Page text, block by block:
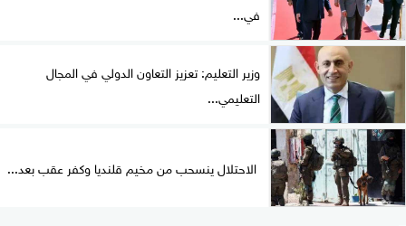
في...
وزير التعليم: تعزيز التعاون الدولي في المجال
التعليمي...
الاحتلال ينسحب من مخيم قلنديا وكفر عقب بعد...